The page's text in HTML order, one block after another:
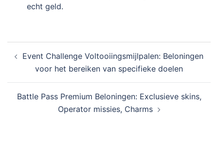
echt geld.
navigation
Event Challenge Voltooiingsmijlpalen: Beloningen
voor het bereiken van specifieke doelen
Battle Pass Premium Beloningen: Exclusieve skins,
Operator missies, Charms